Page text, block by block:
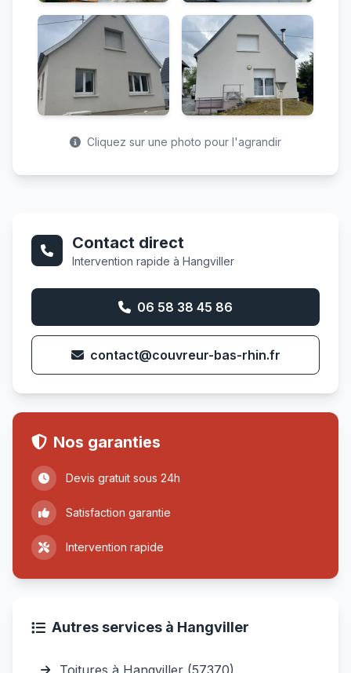
Cliquez sur une photo pour l'agrandir
Contact direct
Intervention rapide à Hangviller
06 58 38 45 86
contact@couvreur-bas-rhin.fr
Nos garanties
Devis gratuit sous 24h
Satisfaction garantie
Intervention rapide
Autres services à Hangviller
Toitures à Hangviller (57370)